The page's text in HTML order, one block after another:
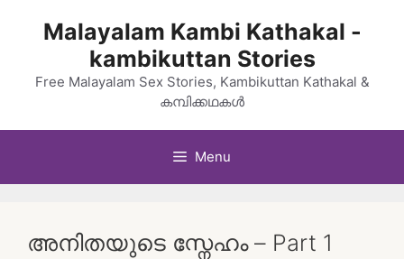
Malayalam Kambi Kathakal -
kambikuttan Stories
Free Malayalam Sex Stories, Kambikuttan Kathakal &
കമ്പിക്കഥകൾ
Menu
അനിതയുടെ സ്നേഹം – Part 1